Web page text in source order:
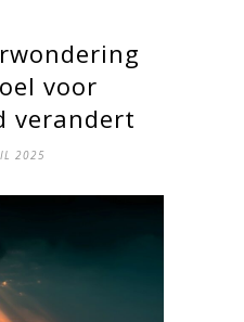
voor
verandert
2025